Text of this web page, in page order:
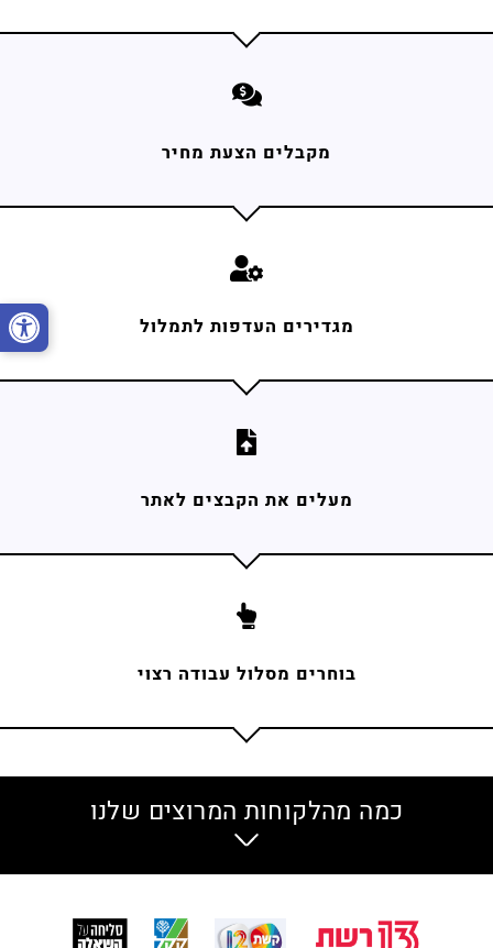
מקבלים הצעת מחיר
מגדירים העדפות לתמלול
מעלים את הקבצים לאתר
בוחרים מסלול עבודה רצוי
כמה מהלקוחות המרוצים שלנו